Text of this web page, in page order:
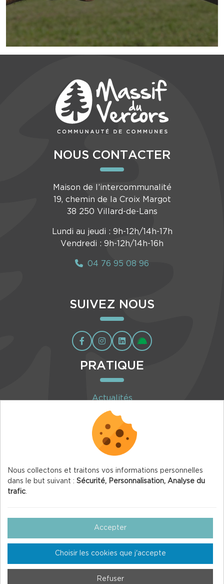
NOUS CONTACTER
Maison de l’intercommunalité
19, chemin de la Croix Margot
38 250 Villard-de-Lans
Lundi au jeudi : 9h-12h/14h-17h
Vendredi : 9h-12h/14h-16h
04 76 95 08 96
SUIVEZ NOUS
PRATIQUE
Actualités
Agenda
Inscription à la newsletter
Gestion des Cookies
Crédits
Nous collectons et traitons vos informations personnelles
dans le but suivant : Sécurité, Personnalisation, Analyse du
trafic.
Accepter
Refuser
Choisir les cookies que j'accepte